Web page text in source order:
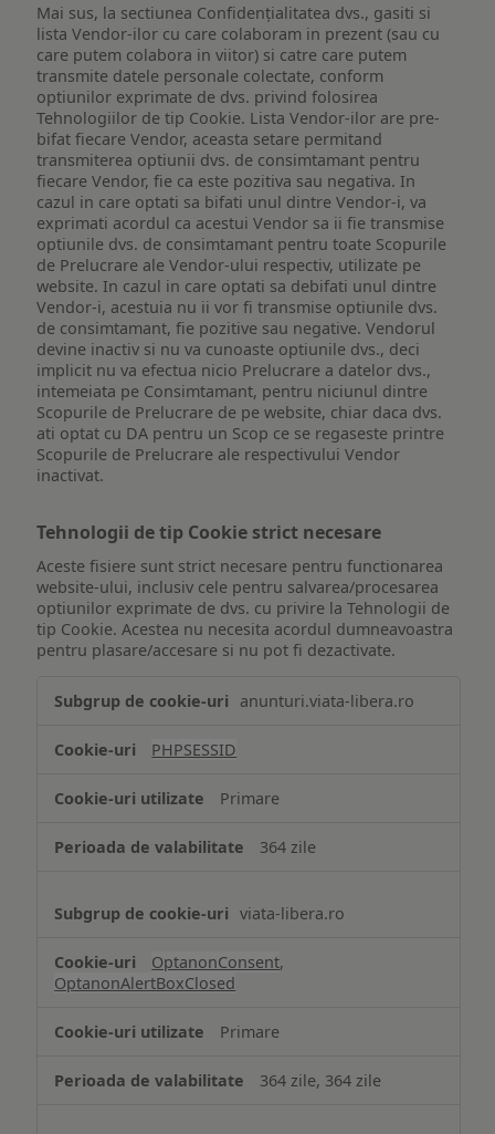
Mai sus, la sectiunea Confidențialitatea dvs., gasiti si
lista Vendor-ilor cu care colaboram in prezent (sau cu
care putem colabora in viitor) si catre care putem
transmite datele personale colectate, conform
optiunilor exprimate de dvs. privind folosirea
Tehnologiilor de tip Cookie. Lista Vendor-ilor are pre-
bifat fiecare Vendor, aceasta setare permitand
transmiterea optiunii dvs. de consimtamant pentru
fiecare Vendor, fie ca este pozitiva sau negativa. In
cazul in care optati sa bifati unul dintre Vendor-i, va
exprimati acordul ca acestui Vendor sa ii fie transmise
optiunile dvs. de consimtamant pentru toate Scopurile
de Prelucrare ale Vendor-ului respectiv, utilizate pe
website. In cazul in care optati sa debifati unul dintre
Vendor-i, acestuia nu ii vor fi transmise optiunile dvs.
de consimtamant, fie pozitive sau negative. Vendorul
devine inactiv si nu va cunoaste optiunile dvs., deci
implicit nu va efectua nicio Prelucrare a datelor dvs.,
intemeiata pe Consimtamant, pentru niciunul dintre
Scopurile de Prelucrare de pe website, chiar daca dvs.
ati optat cu DA pentru un Scop ce se regaseste printre
Scopurile de Prelucrare ale respectivului Vendor
inactivat.
Tehnologii de tip Cookie strict necesare
Aceste fisiere sunt strict necesare pentru functionarea
website-ului, inclusiv cele pentru salvarea/procesarea
optiunilor exprimate de dvs. cu privire la Tehnologii de
tip Cookie. Acestea nu necesita acordul dumneavoastra
pentru plasare/accesare si nu pot fi dezactivate.
de
Cookie
necesare
anunturi.viata-libera.ro
PHPSESSID
Primare
364 zile
viata-libera.ro
OptanonConsent,
OptanonAlertBoxClosed
Primare
364 zile, 364 zile